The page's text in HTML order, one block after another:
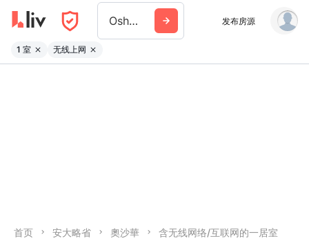
Oshawa 发布房源
1 室 无线上网
首页 安大略省 奧沙華 含无线网络/互联网的一居室